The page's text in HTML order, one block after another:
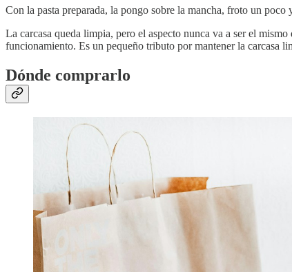
Con la pasta preparada, la pongo sobre la mancha, froto un
La carcasa queda limpia, pero el aspecto nunca va a ser el
funcionamiento. Es un pequeño tributo por mantener la carcasa
Dónde comprarlo